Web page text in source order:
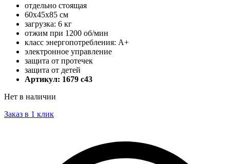
отдельно стоящая
60x45x85 см
загрузка: 6 кг
отжим при 1200 об/мин
класс энергопотребления: A+
электронное управление
защита от протечек
защита от детей
Артикул: 1679 c43
Нет в наличии
Заказ в 1 клик